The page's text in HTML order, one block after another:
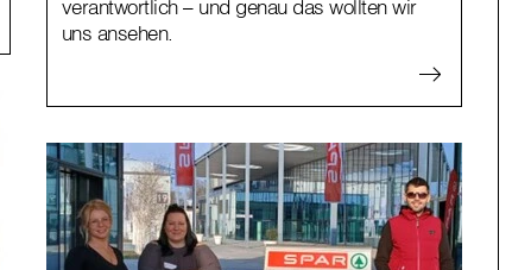
verantwortlich – und genau das wollten wir
uns ansehen.